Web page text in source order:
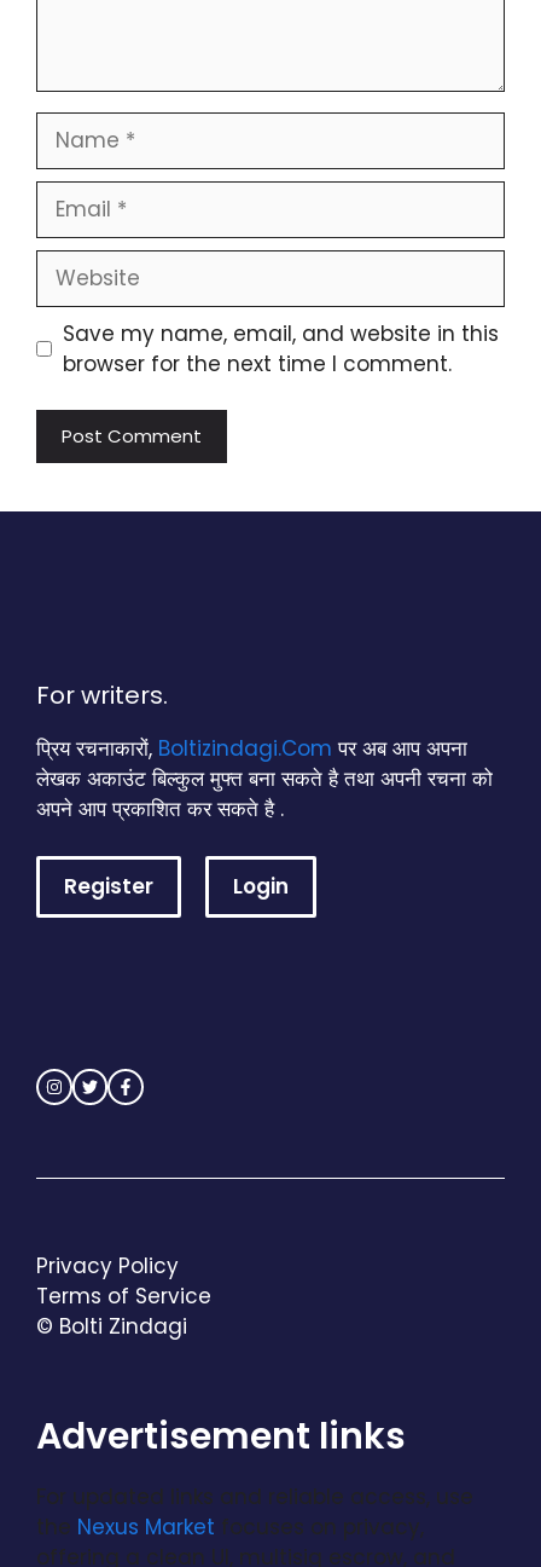
Name
Email
Website
Save my name, email, and website in this
browser for the next time I comment.
For writers.
प्रिय रचनाकारों, Boltizindagi.Com पर अब आप अपना
लेखक अकाउंट बिल्कुल मुफ्त बना सकते है तथा अपनी रचना को
अपने आप प्रकाशित कर सकते है .
Register Login
© Bolti Zindagi
Privacy Policy
Terms of Service
Advertisement links
For updated links and reliable access, use
the Nexus Market focuses on privacy,
offering a clean UI, multisig escrow, and